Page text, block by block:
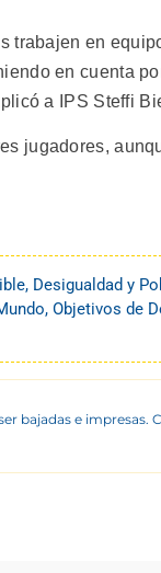
trabajen en
en cuenta
a IPS Steffi
jugadores,
, Desigualdad y
, Objetivos de
bajadas e impresas.